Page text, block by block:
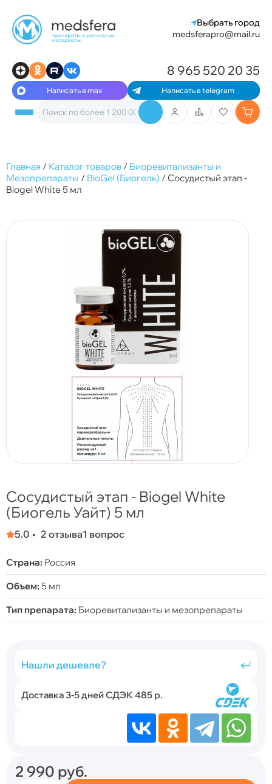
Выбрать город
medsferapro@mail.ru
Написать в max Написать в telegram
8 965 520 20 35
Главная / Каталог товаров / Биоревитализанты и
Мезопрепараты / BioGel (Биогель) /Сосудистый этап -
Biogel White 5 мл
Сосудистый этап - Biogel White
(Биогель Уайт) 5 мл
5.0 2 отзыва1 вопрос
Страна: Россия
Объем: 5 мл
Тип препарата: Биоревитализанты и мезопрепараты
Нашли дешевле?
Доставка 3-5 дней СДЭК 485 р.
2 990 руб.